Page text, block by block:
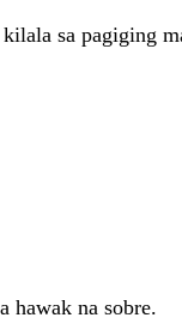
sa pagiging
hawak na sobre.